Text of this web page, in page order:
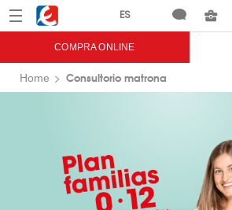
Menú Eroski
COMPRA ONLINE
Home Consultorio matrona